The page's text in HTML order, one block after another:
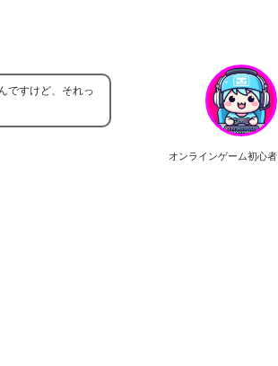
オンラインゲーム初心者
ですけど、それっ